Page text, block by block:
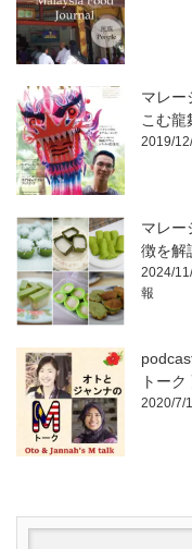
マレー
こむ
2019/
マレー
徴を解
2024/
報
トー
2020/7/